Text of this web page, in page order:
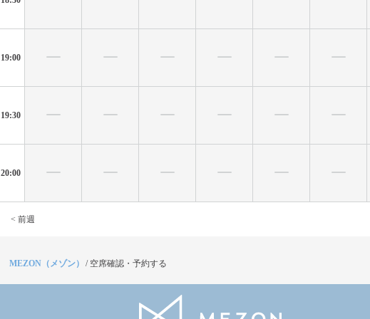
19:00
19:30
20:00
< 前週
MEZON（メゾン） / 空席確認・予約する